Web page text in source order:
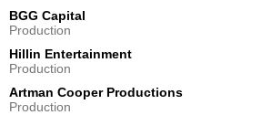
BGG Capital
Production
Hillin Entertainment
Production
Artman Cooper Productions
Production